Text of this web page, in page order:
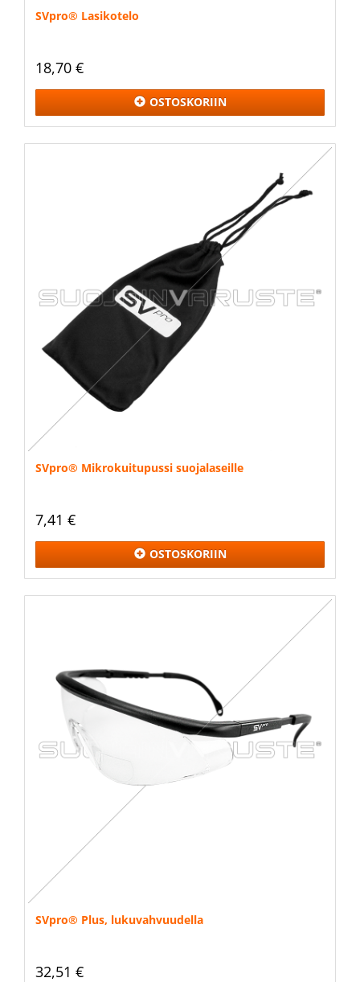
SVpro® Lasikotelo
18,70 €
OSTOSKORIIN
SVpro® Mikrokuitupussi suojalaseille
7,41 €
OSTOSKORIIN
SVpro® Plus, lukuvahvuudella
32,51 €